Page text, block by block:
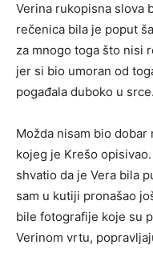
Verina rukopisna slova
rečenica bila je poput
za mnogo toga što nisi
jer si bio umoran od
pogađala duboko u srce.
Možda nisam bio dobar
kojeg je Krešo
shvatio da je Vera bila
sam u kutiji pronašao
bile fotografije koje su
Verinom vrtu,